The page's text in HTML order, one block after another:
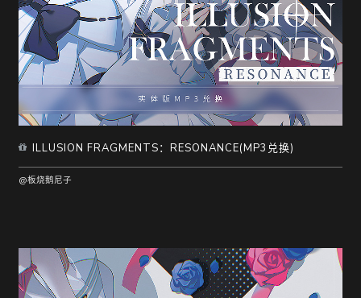
ILLUSION FRAGMENTS：RESONANCE(MP3兑换)
@板烧鹅尼子